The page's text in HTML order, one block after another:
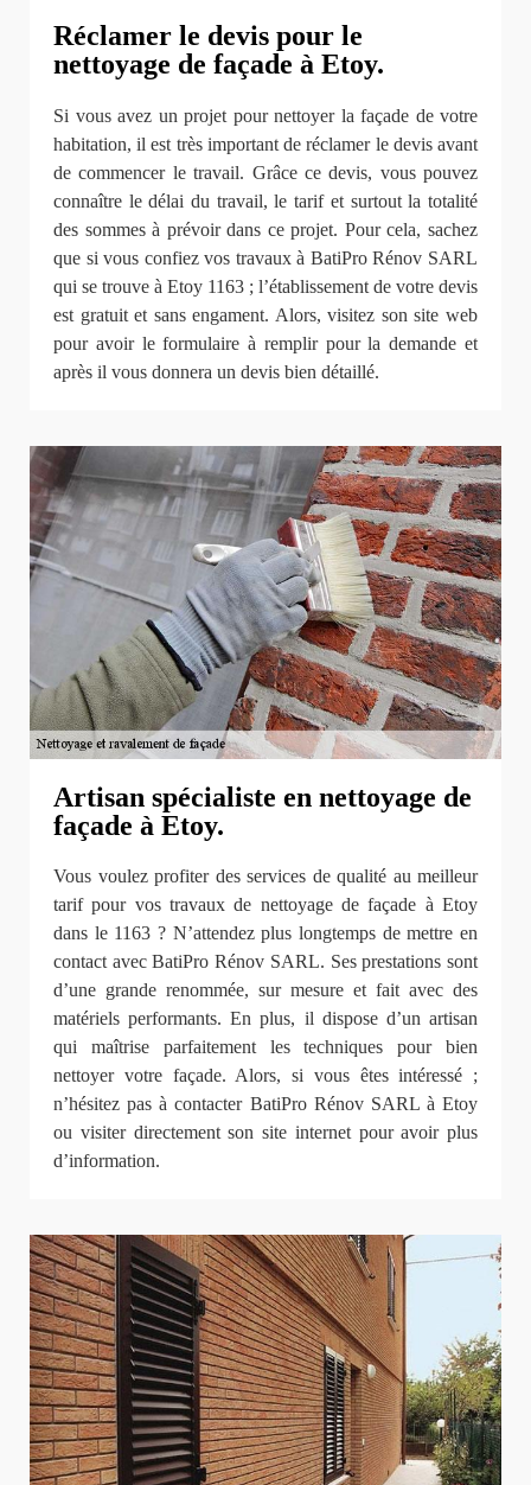
Réclamer le devis pour le
nettoyage de façade à Etoy.
Si vous avez un projet pour nettoyer la façade de votre
habitation, il est très important de réclamer le devis avant
de commencer le travail. Grâce ce devis, vous pouvez
connaître le délai du travail, le tarif et surtout la totalité
des sommes à prévoir dans ce projet. Pour cela, sachez
que si vous confiez vos travaux à BatiPro Rénov SARL
qui se trouve à Etoy 1163 ; l’établissement de votre devis
est gratuit et sans engament. Alors, visitez son site web
pour avoir le formulaire à remplir pour la demande et
après il vous donnera un devis bien détaillé.
Artisan spécialiste en nettoyage de
façade à Etoy.
Vous voulez profiter des services de qualité au meilleur
tarif pour vos travaux de nettoyage de façade à Etoy
dans le 1163 ? N’attendez plus longtemps de mettre en
contact avec BatiPro Rénov SARL. Ses prestations sont
d’une grande renommée, sur mesure et fait avec des
matériels performants. En plus, il dispose d’un artisan
qui maîtrise parfaitement les techniques pour bien
nettoyer votre façade. Alors, si vous êtes intéressé ;
n’hésitez pas à contacter BatiPro Rénov SARL à Etoy
ou visiter directement son site internet pour avoir plus
d’information.